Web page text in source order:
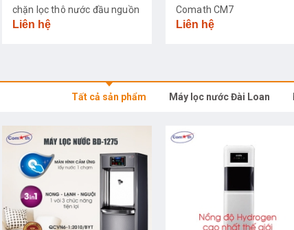
chặn lọc thô nước đầu nguồn
Liên hệ
Comath CM7
Liên hệ
Tất cả sản phẩm Máy lọc nước Đài Loan